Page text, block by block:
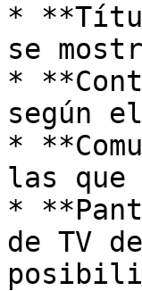
*
se
*
según
*
las
*
de TV